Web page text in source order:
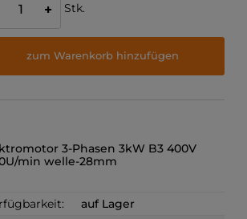
+ Stk.
zum Warenkorb hinzufügen
3-Phasen 3kW B3 400V
min welle-28mm
auf Lager